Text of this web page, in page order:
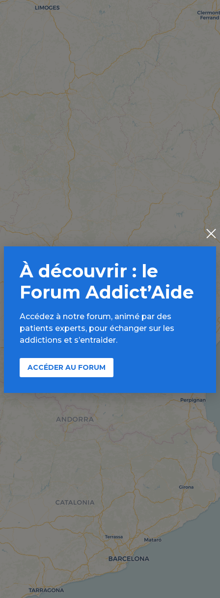
À découvrir : le
Forum Addict’Aide
Accédez à notre forum, animé par des
patients experts, pour échanger sur les
addictions et s’entraider.
ACCÉDER AU FORUM